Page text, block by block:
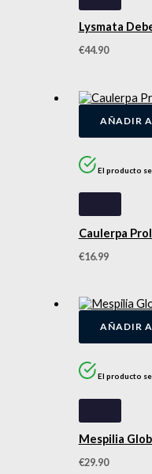
Lysmata
€44.90
AÑADIR
El producto
Caulerpa
€16.99
AÑADIR
El producto
Mespilia
€29.90